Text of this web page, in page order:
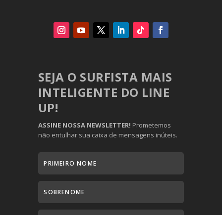
SEJA O SURFISTA MAIS
INTELIGENTE DO LINE
UP!
ASSINE NOSSA NEWSLETTER! Prometemos
não entulhar sua caixa de mensagens inúteis.